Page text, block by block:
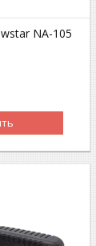
NA-105